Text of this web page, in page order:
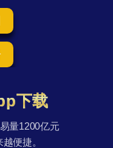
下载
量1200亿元
便捷。